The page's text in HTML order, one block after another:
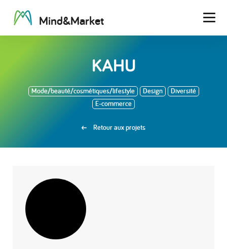
Mind&Market
KAHU
Mode/beauté/cosmétiques/lifestyle Design
Diversité
E-commerce
Retour aux projets